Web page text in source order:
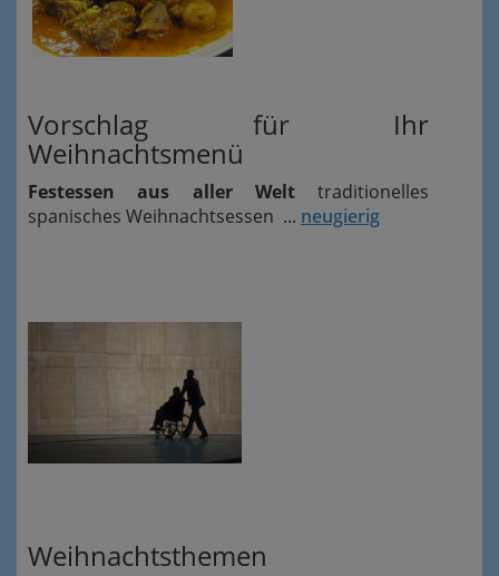
Vorschlag für Ihr
Weihnachtsmenü
Festessen aus aller Welt traditionelles
spanisches Weihnachtsessen ... neugierig
Weihnachtsthemen